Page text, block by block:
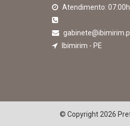
Avenida Castro
Atendimento: